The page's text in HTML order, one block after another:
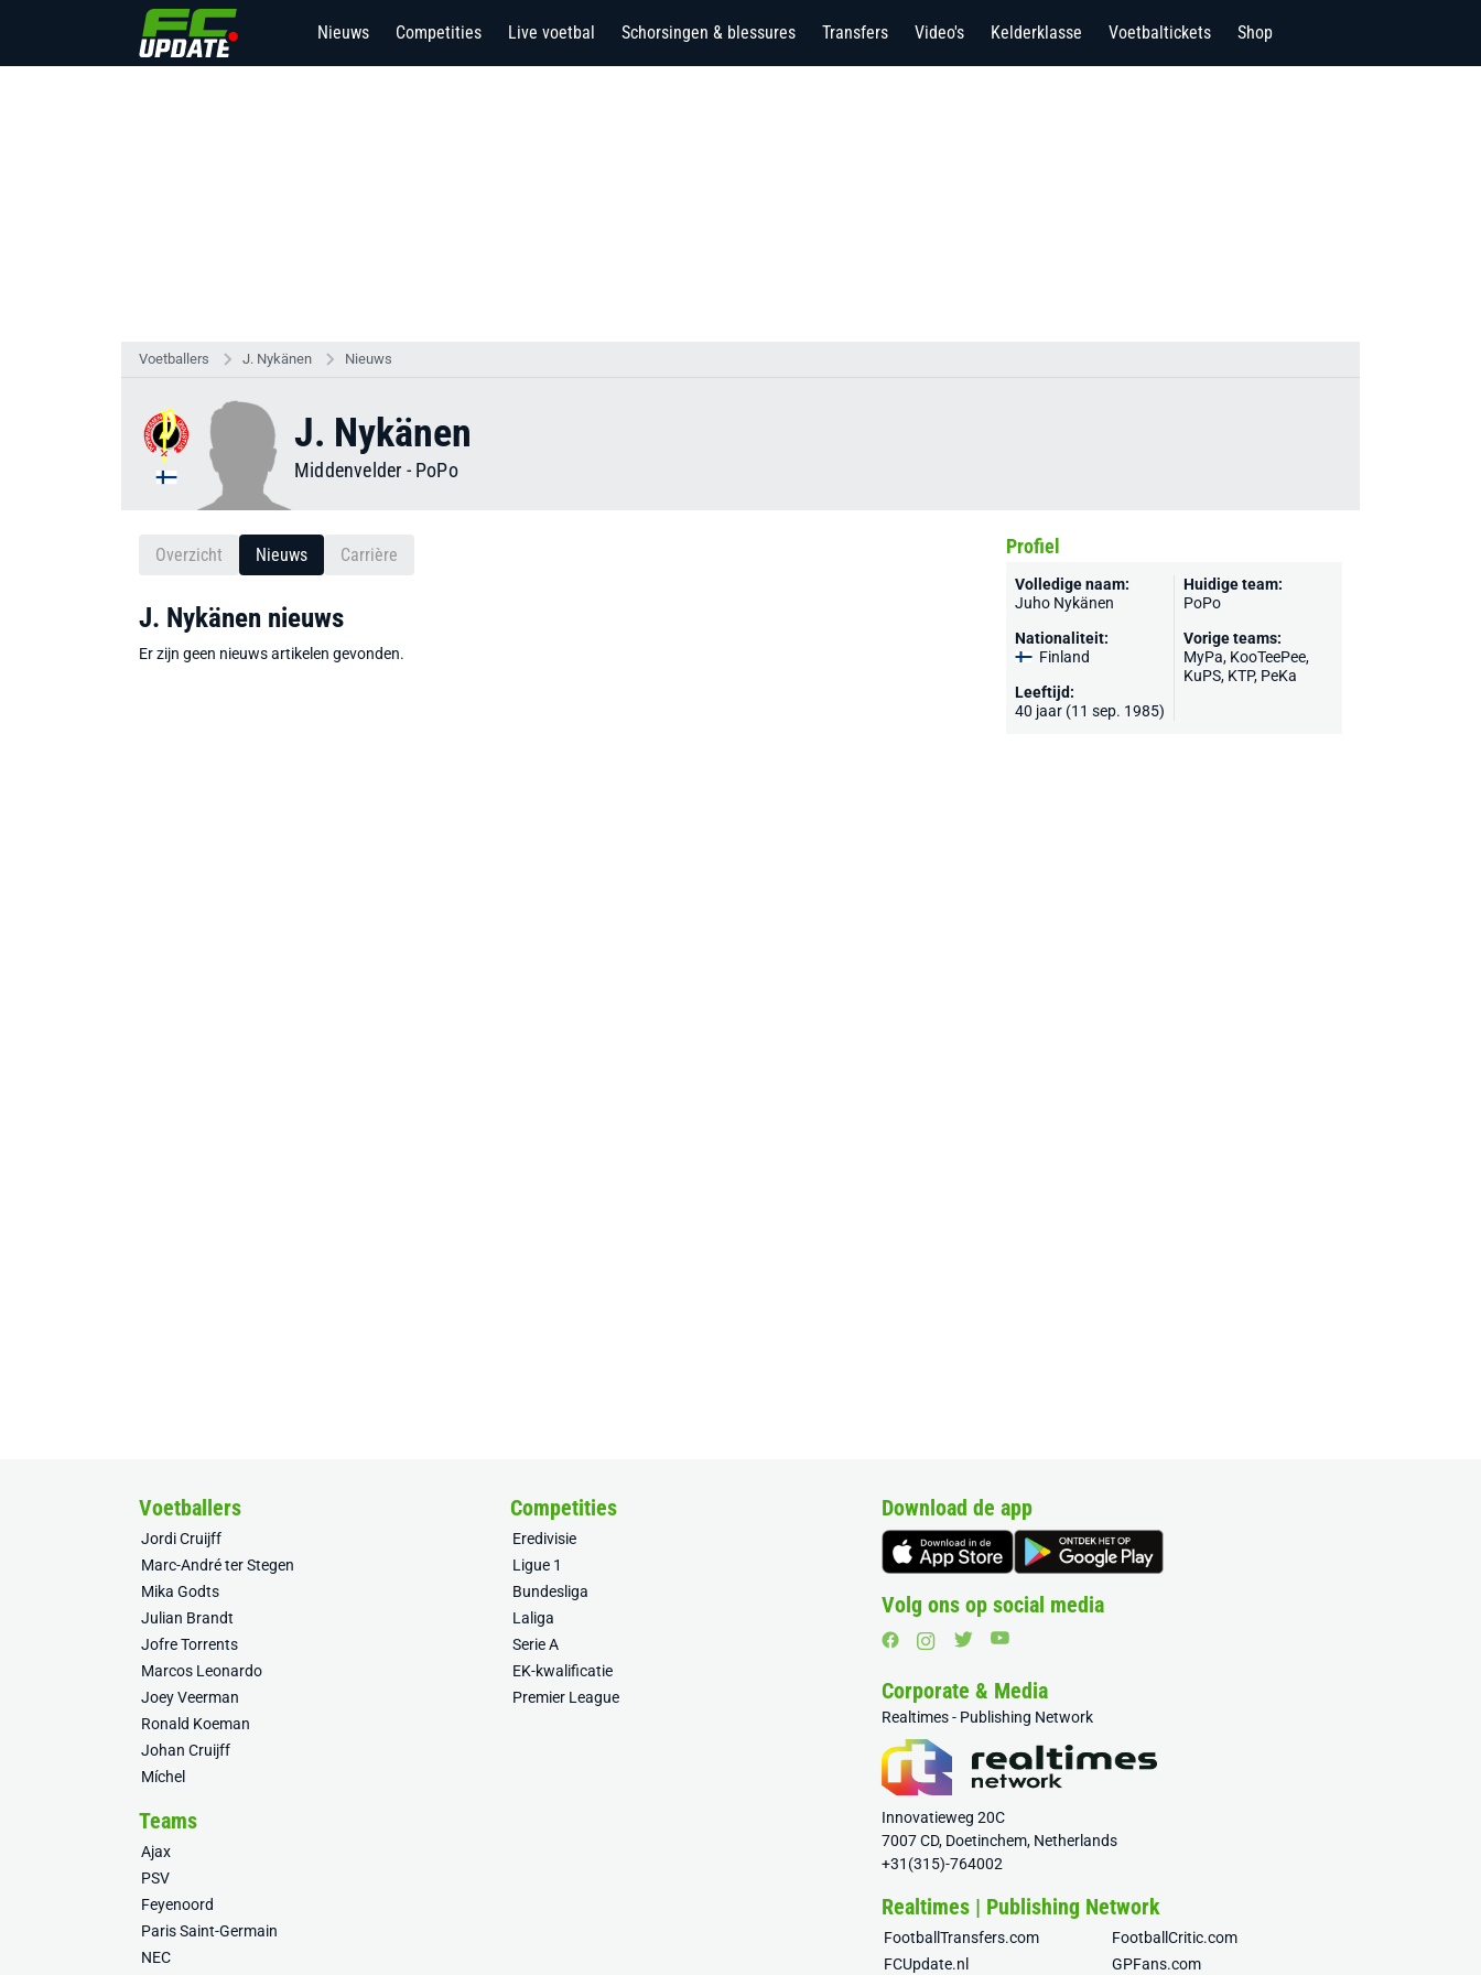
Nieuws Competities Live voetbal Schorsingen & blessures Transfers Video's Kelderklasse Voetbaltickets Shop
Voetballers J. Nykänen Nieuws
J. Nykänen
Middenvelder - PoPo
Overzicht Nieuws Carrière
J. Nykänen nieuws
Er zijn geen nieuws artikelen gevonden.
Profiel
Volledige naam:
Juho Nykänen
Nationaliteit:
Finland
Leeftijd:
40 jaar (11 sep. 1985)
Huidige team:
PoPo
Vorige teams:
MyPa, KooTeePee,
KuPS, KTP, PeKa
Voetballers
Jordi Cruijff
Marc-André ter Stegen
Mika Godts
Julian Brandt
Jofre Torrents
Marcos Leonardo
Joey Veerman
Ronald Koeman
Johan Cruijff
Míchel
Competities
Eredivisie
Ligue 1
Bundesliga
Laliga
Serie A
EK-kwalificatie
Premier League
Teams
Ajax
PSV
Feyenoord
Paris Saint-Germain
NEC
Download de app
Volg ons op social media
Corporate & Media
Realtimes - Publishing Network
Innovatieweg 20C
7007 CD, Doetinchem, Netherlands
+31(315)-764002
Realtimes | Publishing Network
FootballTransfers.com
FootballCritic.com
FCUpdate.nl
GPFans.com